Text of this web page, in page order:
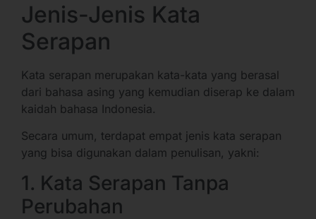
Jenis-Jenis Kata
Serapan
Kata serapan merupakan kata-kata yang berasal
dari bahasa asing yang kemudian diserap ke dalam
kaidah bahasa Indonesia.
Secara umum, terdapat empat jenis kata serapan
yang bisa digunakan dalam penulisan, yakni:
1. Kata Serapan Tanpa
Perubahan